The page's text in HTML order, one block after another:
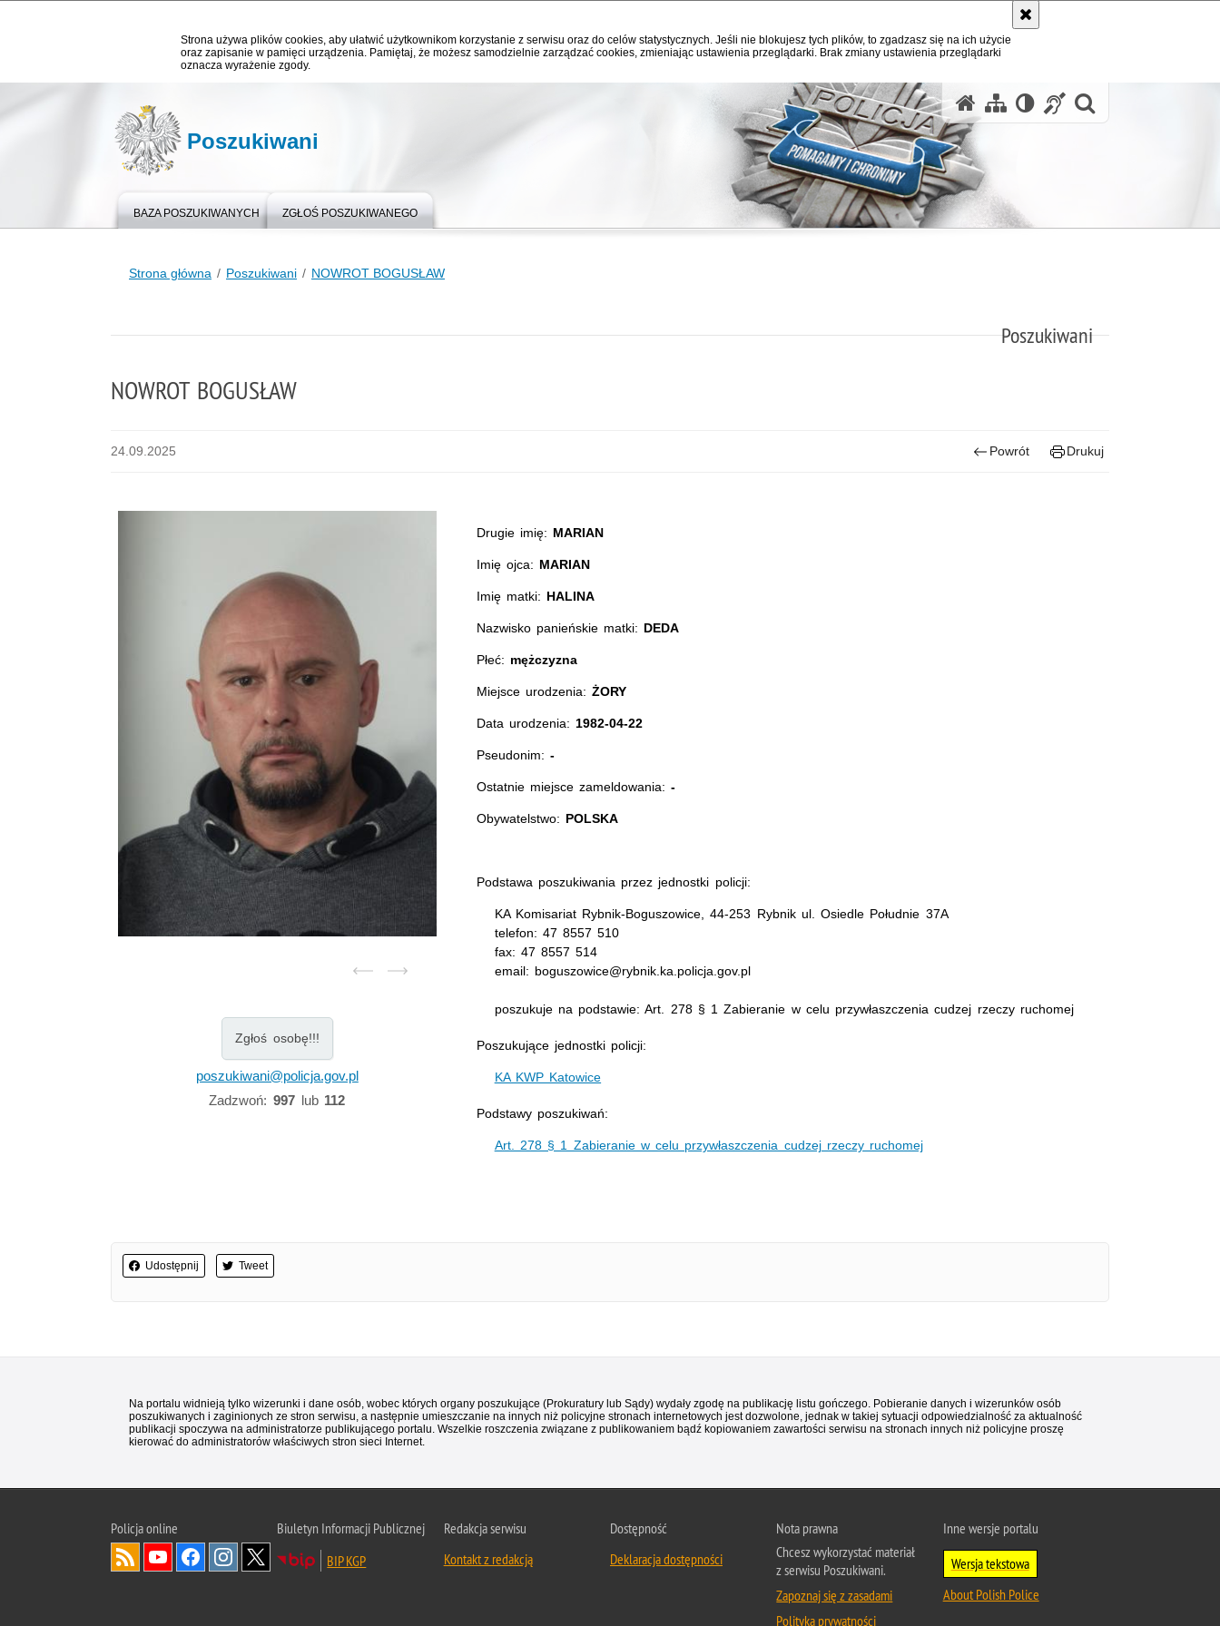
Strona używa plików cookies, aby ułatwić użytkownikom korzystanie z serwisu oraz do celów statystycznych. Jeśli nie blokujesz tych plików, to zgadzasz się na ich użycie
oraz zapisanie w pamięci urządzenia. Pamiętaj, że możesz samodzielnie zarządzać cookies, zmieniając ustawienia przeglądarki. Brak zmiany ustawienia przeglądarki
oznacza wyrażenie zgody.
Poszukiwani
BAZA POSZUKIWANYCH ZGŁOŚ POSZUKIWANEGO
Strona główna Poszukiwani NOWROT BOGUSŁAW
Poszukiwani
NOWROT BOGUSŁAW
24.09.2025 Powrót Drukuj
Zgłoś osobę!!!
poszukiwani@policja.gov.pl
Zadzwoń: 997lub 112
Drugie imię: MARIAN
Imię ojca: MARIAN
Imię matki: HALINA
Nazwisko panieńskie matki: DEDA
Płeć: mężczyzna
Miejsce urodzenia:ŻORY
Data urodzenia: 1982-04-22
Pseudonim: -
Ostatnie miejsce zameldowania:-
Obywatelstwo: POLSKA
Podstawa poszukiwania przez jednostki policji:
KA Komisariat Rybnik-Boguszowice, 44-253 Rybnik ul. Osiedle Południe 37A
telefon: 47 8557 510
fax: 47 8557 514
email: boguszowice@rybnik.ka.policja.gov.pl
poszukuje na podstawie: Art. 278 § 1 Zabieranie w celu przywłaszczenia cudzej rzeczy ruchomej
Poszukujące jednostki policji:
KA KWP Katowice
Podstawy poszukiwań:
Art. 278 § 1 Zabieranie w celu przywłaszczenia cudzej rzeczy ruchomej
Udostępnij Tweet
Na portalu widnieją tylko wizerunki i dane osób, wobec których organy poszukujące (Prokuratury lub Sądy) wydały zgodę na publikację listu gończego. Pobieranie danych i wizerunków osób
poszukiwanych i zaginionych ze stron serwisu, a następnie umieszczanie na innych niż policyjne stronach internetowych jest dozwolone, jednak w takiej sytuacji odpowiedzialność za aktualność
publikacji spoczywa na administratorze publikującego portalu. Wszelkie roszczenia związane z publikowaniem bądź kopiowaniem zawartości serwisu na stronach innych niż policyjne proszę
kierować do administratorów właściwych stron sieci Internet.
Policjaonline
Biuletyn Informacji Publicznej
BIP KGP
Redakcja serwisu
Kontakt z redakcją
Dostępność
Deklaracja dostępności
Nota prawna
Chcesz wykorzystać materiał
z serwisu Poszukiwani.
Zapoznaj się z zasadami
Polityka prywatności
Inne wersje portalu
Wersja tekstowa
About Polish Police